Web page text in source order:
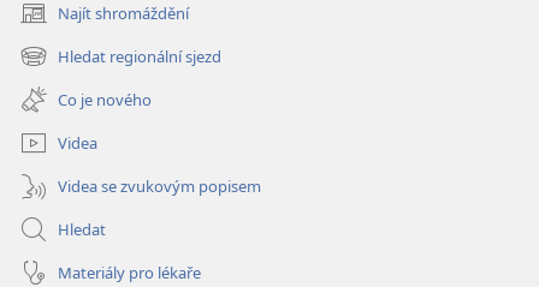
Najít shromáždění
(otevřeno
nové
okno)
Hledat regionální sjezd
(otevřeno
nové
okno)
Co je nového
Videa
Videa se zvukovým popisem
Hledat
Materiály pro lékaře